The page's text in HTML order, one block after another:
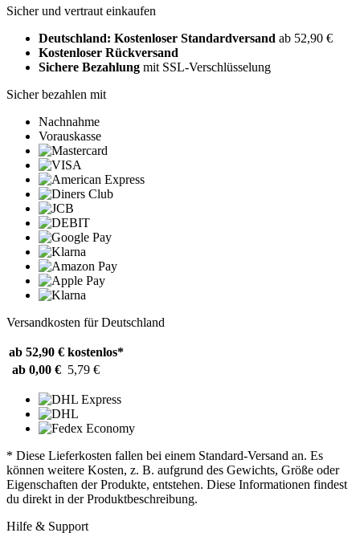
Sicher und vertraut einkaufen
Deutschland: Kostenloser Standardversand ab 52,90 €
Kostenloser Rückversand
Sichere Bezahlung mit SSL-Verschlüsselung
Sicher bezahlen mit
Nachnahme
Vorauskasse
Versandkosten für Deutschland
ab 52,90 € kostenlos*
ab 0,00 € 5,79 €
* Diese Lieferkosten fallen bei einem Standard-Versand an. Es
können weitere Kosten, z. B. aufgrund des Gewichts, Größe oder
Eigenschaften der Produkte, entstehen. Diese Informationen findest
du direkt in der Produktbeschreibung.
Hilfe & Support